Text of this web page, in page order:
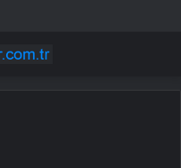
satın alıyor